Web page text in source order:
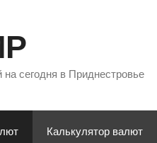
сегодня в Приднестровье
Калькулятор валют